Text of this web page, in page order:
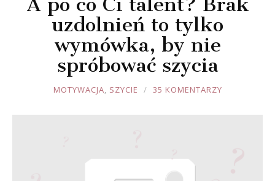
uzdolnień to tylko
wymówka, by nie
spróbować szycia
JOULE
MOTYWACJA, SZYCIE 35 KOMENTARZY